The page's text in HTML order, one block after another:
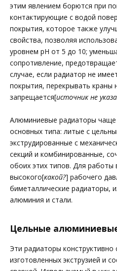
этим явлением борются при
контактирующие с водой
покрытия, которое также
свойства, позволяя
уровнем pH от 5 до 10;
сопротивление,
случае, если радиатор не
покрытия, перекрывать краны
запрещается[источник не
Алюминиевые радиаторы чаще
основных типа: литые с
экструдированные с
секций и комбинированные,
обоих этих типов. Для работы
высокого[какой?] рабочего
биметаллические радиаторы,
алюминия и стали.
Цельные
Эти радиаторы конструктивно
изготовленных экструзией и